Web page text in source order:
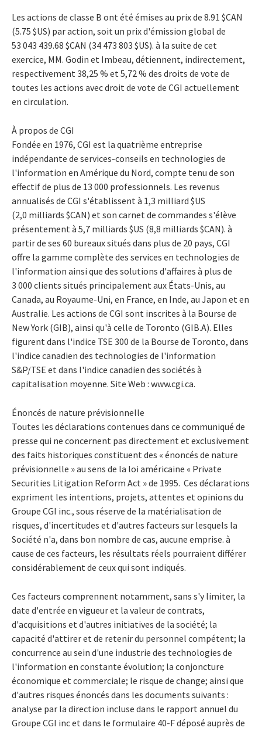
Les actions de classe B ont été émises au prix de 8.91 $CAN
(5.75 $US) par action, soit un prix d'émission global de
53 043 439.68 $CAN (34 473 803 $US). à la suite de cet
exercice, MM. Godin et Imbeau, détiennent, indirectement,
respectivement 38,25 % et 5,72 % des droits de vote de
toutes les actions avec droit de vote de CGI actuellement
en circulation.
À propos de CGI
Fondée en 1976, CGI est la quatrième entreprise
indépendante de services-conseils en technologies de
l'information en Amérique du Nord, compte tenu de son
effectif de plus de 13 000 professionnels. Les revenus
annualisés de CGI s'établissent à 1,3 milliard $US
(2,0 milliards $CAN) et son carnet de commandes s'élève
présentement à 5,7 milliards $US (8,8 milliards $CAN). à
partir de ses 60 bureaux situés dans plus de 20 pays, CGI
offre la gamme complète des services en technologies de
l'information ainsi que des solutions d'affaires à plus de
3 000 clients situés principalement aux États-Unis, au
Canada, au Royaume-Uni, en France, en Inde, au Japon et en
Australie. Les actions de CGI sont inscrites à la Bourse de
New York (GIB), ainsi qu'à celle de Toronto (GIB.A). Elles
figurent dans l'indice TSE 300 de la Bourse de Toronto, dans
l'indice canadien des technologies de l'information
S&P/TSE et dans l'indice canadien des sociétés à
capitalisation moyenne. Site Web : www.cgi.ca.
Énoncés de nature prévisionnelle
Toutes les déclarations contenues dans ce communiqué de
presse qui ne concernent pas directement et exclusivement
des faits historiques constituent des « énoncés de nature
prévisionnelle » au sens de la loi américaine « Private
Securities Litigation Reform Act » de 1995. Ces déclarations
expriment les intentions, projets, attentes et opinions du
Groupe CGI inc., sous réserve de la matérialisation de
risques, d'incertitudes et d'autres facteurs sur lesquels la
Société n'a, dans bon nombre de cas, aucune emprise. à
cause de ces facteurs, les résultats réels pourraient différer
considérablement de ceux qui sont indiqués.
Ces facteurs comprennent notamment, sans s'y limiter, la
date d'entrée en vigueur et la valeur de contrats,
d'acquisitions et d'autres initiatives de la société; la
capacité d'attirer et de retenir du personnel compétent; la
concurrence au sein d'une industrie des technologies de
l'information en constante évolution; la conjoncture
économique et commerciale; le risque de change; ainsi que
d'autres risques énoncés dans les documents suivants :
analyse par la direction incluse dans le rapport annuel du
Groupe CGI inc et dans le formulaire 40-F déposé auprès de